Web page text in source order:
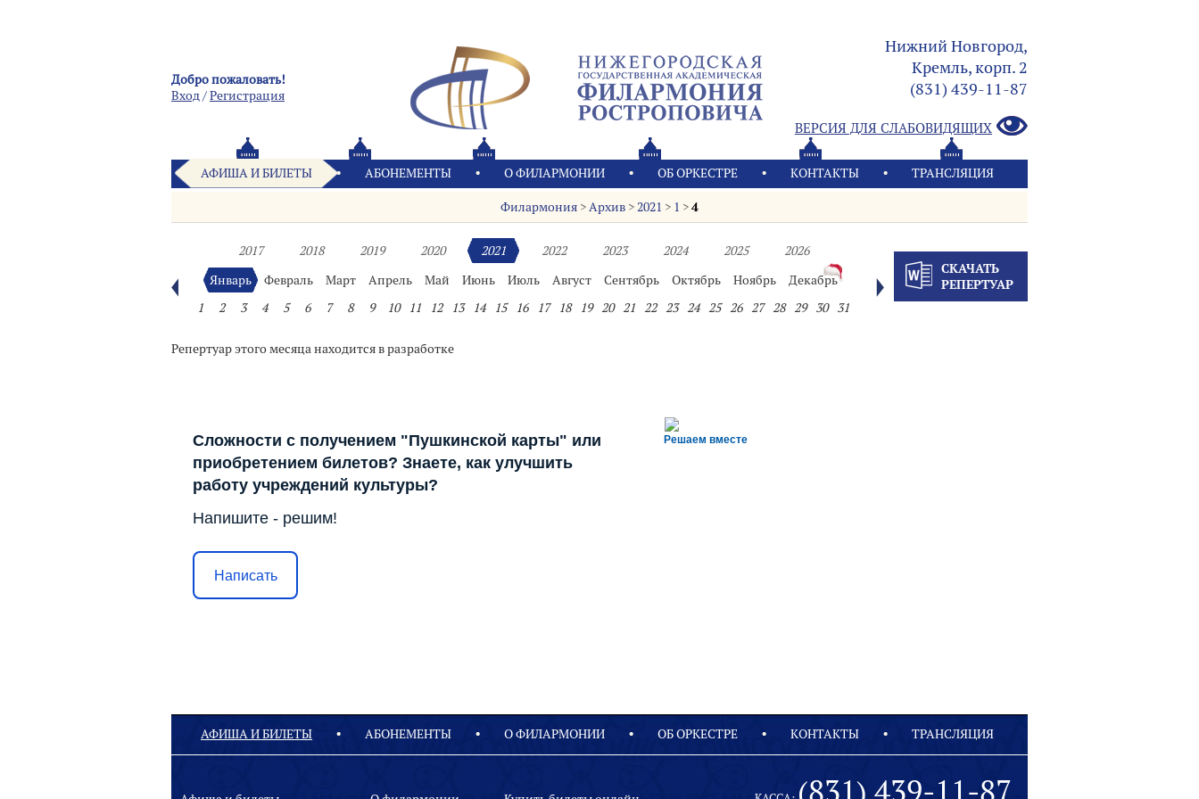
Добро пожаловать!
Вход/Pегистрация
Нижний Новгород,
Кремль, корп. 2
(831) 439-11-87
ВЕРСИЯ ДЛЯ СЛАБОВИДЯЩИХ
АФИША И БИЛЕТЫ АБОНЕМЕНТЫ О ФИЛАРМОНИИ OБ ОРКЕСТРЕ КОНТАКТЫ ТРАНСЛЯЦИЯ
Филармония >Архив >2021 > 1 >4
2017 2018 2019 2020 2021 2022 2023 2024 2025
2026
Январь
Февраль Март Апрель Май Июнь Июль Август Сентябрь Октябрь Ноябрь
Декабрь
1
2 3 4 5 6 7 8 9 10 11 12 13 14 15 16 17 18 19 20 21 22 23 24 25 26 27 28 29 30 31
СКАЧАТЬ
РЕПЕРТУАР
Репертуар этого месяца находится в разработке
Решаем вместе
Сложности с получением "Пушкинской карты" или
приобретением билетов? Знаете, как улучшить
работу учреждений культуры?
Напишите - решим!
Написать
АФИША И БИЛЕТЫ АБОНЕМЕНТЫ О ФИЛАРМОНИИ OБ ОРКЕСТРЕ КОНТАКТЫ ТРАНСЛЯЦИЯ